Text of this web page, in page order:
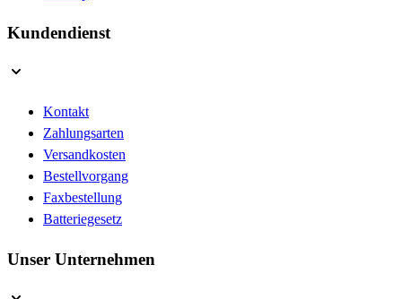
Kundendienst
Kontakt
Zahlungsarten
Versandkosten
Bestellvorgang
Faxbestellung
Batteriegesetz
Unser Unternehmen